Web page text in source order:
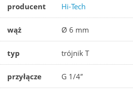
producent Hi-Tech
wąż Ø 6 mm
typ trójnik T
przyłącze G 1/4″